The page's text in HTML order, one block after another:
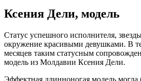
Ксения Дели, модель
Статус успешного исполнителя,
окружение красивыми девушками. В
месяцев таким статусным
модель из Молдавии Ксения Дели.